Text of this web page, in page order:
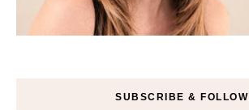
SUBSCRIBE & FOLLOW